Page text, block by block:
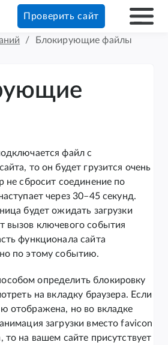
Проверить сайт
/ Блокирующие файлы
файл с
то он будет грузится очень
не сбросит соединение по
через 30–45 секунд.
будет ожидать загрузки
вызов ключевого события
функционала сайта
по этому событию.
определить блокировку
на вкладку браузера. Если
отображена, но во вкладке
загрузки вместо favicon
то на вашем сайте присутствует